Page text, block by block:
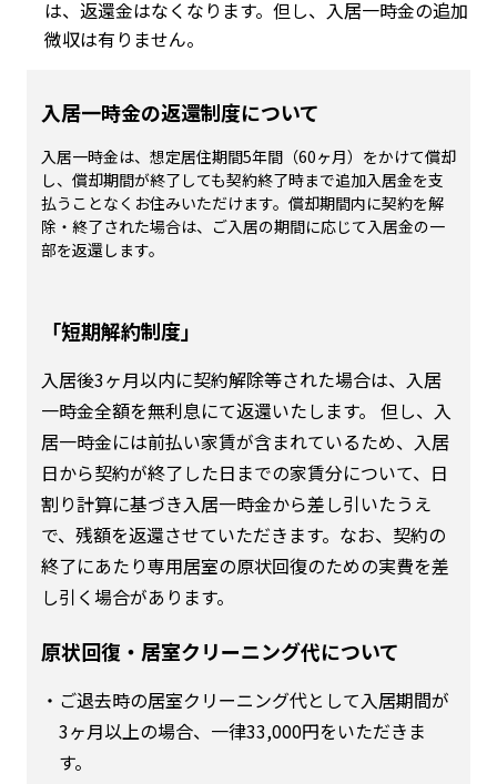
は、返還金はなくなります。但し、入居一時金の追加
微収は有りません。
入居一時金の返還制度について
入居一時金は、想定居住期間5年間（60ヶ月）をかけて償却
し、償却期間が終了しても契約終了時まで追加入居金を支
払うことなくお住みいただけます。償却期間内に契約を解
除・終了された場合は、ご入居の期間に応じて入居金の一
部を返還します。
「短期解約制度」
入居後3ヶ月以内に契約解除等された場合は、入居
一時金全額を無利息にて返還いたします。 但し、入
居一時金には前払い家賃が含まれているため、入居
日から契約が終了した日までの家賃分について、日
割り計算に基づき入居一時金から差し引いたうえ
で、残額を返還させていただきます。なお、契約の
終了にあたり専用居室の原状回復のための実費を差
し引く場合があります。
原状回復・居室クリーニング代について
・ご退去時の居室クリーニング代として入居期間が
3ヶ月以上の場合、一律33,000円をいただきま
す。